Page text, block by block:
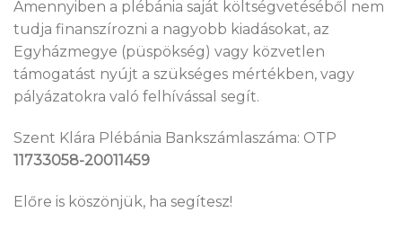
Amennyiben a plébánia saját költségvetéséből nem
tudja finanszírozni a nagyobb kiadásokat, az
Egyházmegye (püspökség) vagy közvetlen
támogatást nyújt a szükséges mértékben, vagy
pályázatokra való felhívással segít.
Szent Klára Plébánia Bankszámlaszáma: OTP
11733058-20011459
Előre is köszönjük, ha segítesz!